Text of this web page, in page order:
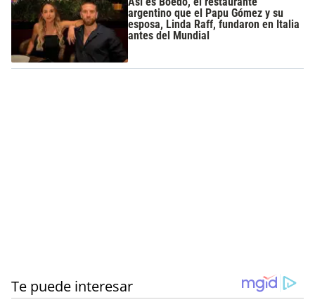
argentino que el Papu Gómez y su
esposa, Linda Raff, fundaron en Italia
antes del Mundial